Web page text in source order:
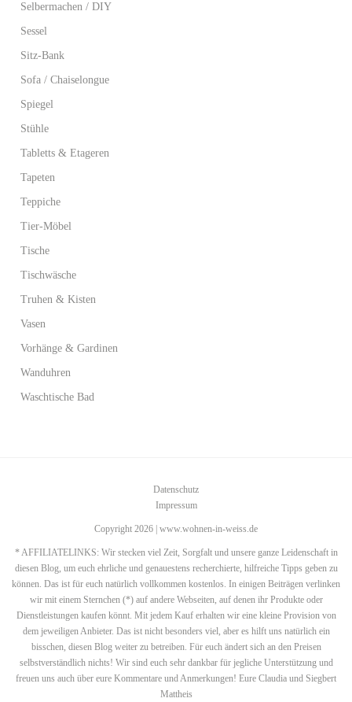
Selbermachen / DIY
Sessel
Sitz-Bank
Sofa / Chaiselongue
Spiegel
Stühle
Tabletts & Etageren
Tapeten
Teppiche
Tier-Möbel
Tische
Tischwäsche
Truhen & Kisten
Vasen
Vorhänge & Gardinen
Wanduhren
Waschtische Bad
Datenschutz
Impressum
Copyright 2026 | www.wohnen-in-weiss.de
* AFFILIATELINKS: Wir stecken viel Zeit, Sorgfalt und unsere ganze Leidenschaft in
diesen Blog, um euch ehrliche und genauestens recherchierte, hilfreiche Tipps geben zu
können. Das ist für euch natürlich vollkommen kostenlos. In einigen Beiträgen verlinken
wir mit einem Sternchen (*) auf andere Webseiten, auf denen ihr Produkte oder
Dienstleistungen kaufen könnt. Mit jedem Kauf erhalten wir eine kleine Provision von
dem jeweiligen Anbieter. Das ist nicht besonders viel, aber es hilft uns natürlich ein
bisschen, diesen Blog weiter zu betreiben. Für euch ändert sich an den Preisen
selbstverständlich nichts! Wir sind euch sehr dankbar für jegliche Unterstützung und
freuen uns auch über eure Kommentare und Anmerkungen! Eure Claudia und Siegbert
Mattheis